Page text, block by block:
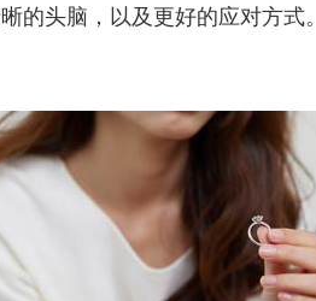
的头脑，以及更好的应对方式。